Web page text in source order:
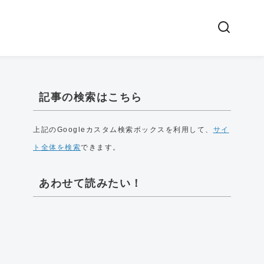
記事の検索はこちら
上記のGoogleカスタム検索ボックスを利用して、 サイ
ト全体を検索できます。
あわせて読みたい！